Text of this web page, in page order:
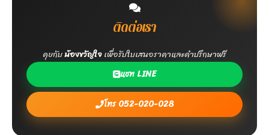
ติดต่อเรา
คุยกับน้องขวัญใจเพื่อรับใบเสนอราคาและคำปรึกษาฟรี
แชท LINE
โทร 052-020-028